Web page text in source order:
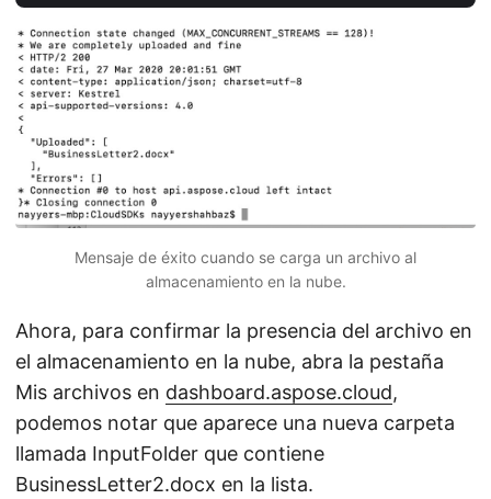
Mensaje de éxito cuando se carga un archivo al
almacenamiento en la nube.
Ahora, para confirmar la presencia del archivo en
el almacenamiento en la nube, abra la pestaña
Mis archivos en dashboard.aspose.cloud,
podemos notar que aparece una nueva carpeta
llamada InputFolder que contiene
BusinessLetter2.docx en la lista.